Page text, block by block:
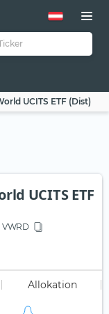
UCITS ETF (Dist)
UCITS ETF
VWRD
Allokation